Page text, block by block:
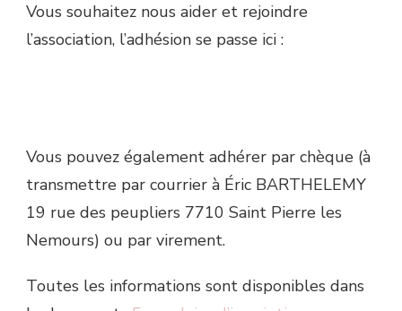
Vous souhaitez nous aider et rejoindre
l’association, l’adhésion se passe ici :
Vous pouvez également adhérer par chèque (à
transmettre par courrier à Éric BARTHELEMY
19 rue des peupliers 7710 Saint Pierre les
Nemours) ou par virement.
Toutes les informations sont disponibles dans